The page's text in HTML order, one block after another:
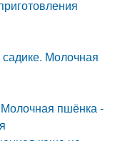
Молочная
пшёнка -